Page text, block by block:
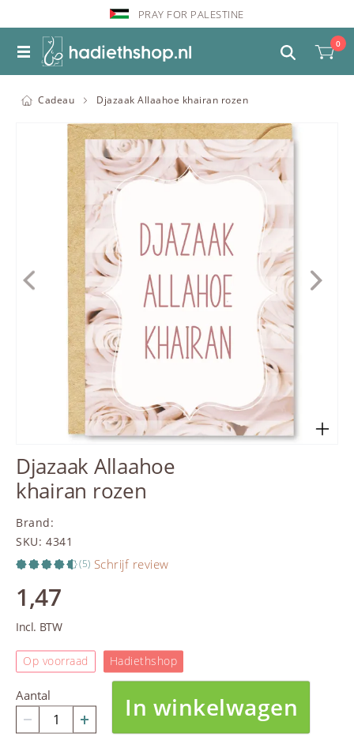
PRAY FOR PALESTINE
0
Cadeau Djazaak Allaahoe khairan rozen
Djazaak Allaahoe
khairan rozen
Brand:
SKU: 4341
(5) Schrijf review
1,47
Incl. BTW
Op voorraad Hadiethshop
Aantal In winkelwagen